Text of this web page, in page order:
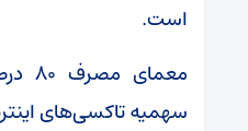
است.
سهمیه تاکسی‌های